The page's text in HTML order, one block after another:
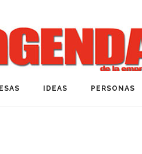
IDEAS PERSONAS